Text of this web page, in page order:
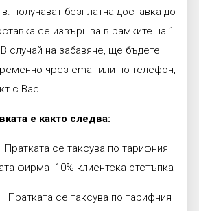
получават безплатна доставка до
се извършва в рамките на 1
случай на забавяне, ще бъдете
чрез email или по телефон,
с Вас.
е както следва:
се таксува по тарифния
фирма -10% клиентска отстъпка
Пратката се таксува по тарифния